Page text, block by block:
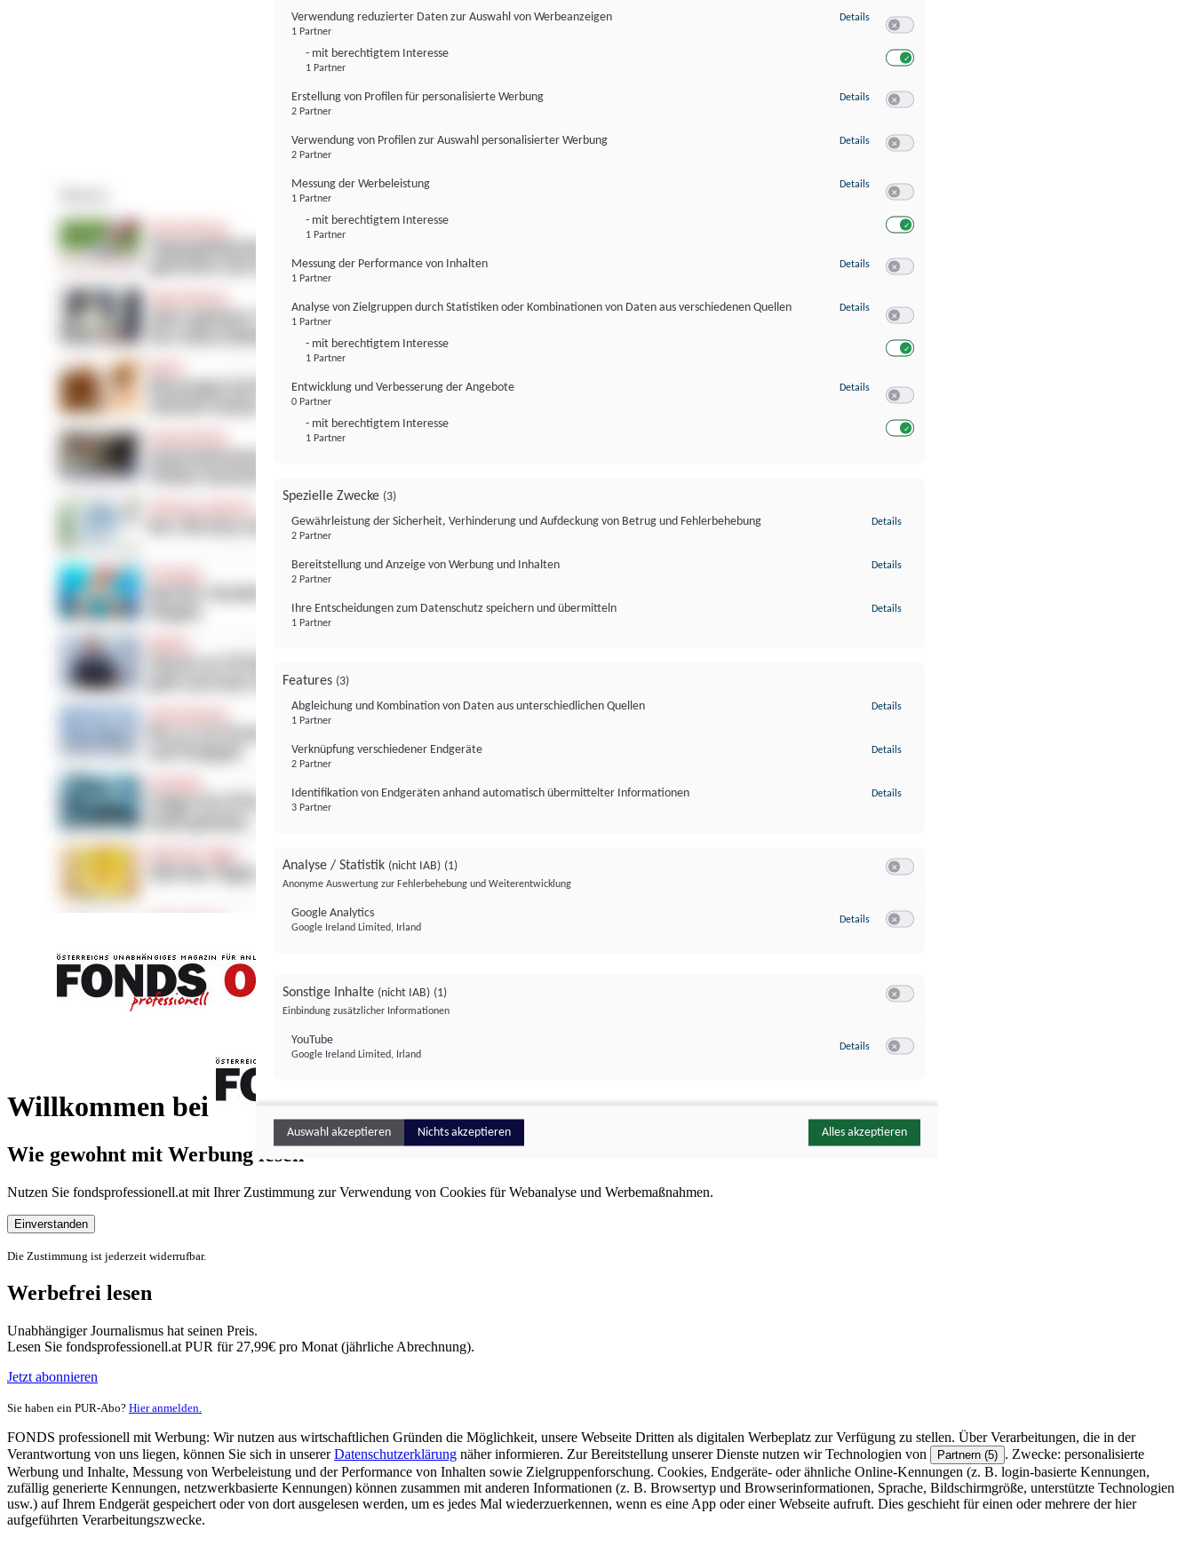
Willkommen bei
FONDS professionell
Wie gewohnt mit Werbung lesen
Nutzen Sie fondsprofessionell.at mit Ihrer Zustimmung zur Verwendung von Cookies für Webanalyse und Werbemaßnahmen.
Einverstanden
Die Zustimmung ist jederzeit widerrufbar.
Werbefrei lesen
Unabhängiger Journalismus hat seinen Preis.
Lesen Sie fondsprofessionell.at PUR für 27,99€ pro Monat (jährliche Abrechnung).
Jetzt abonnieren
Sie haben ein PUR-Abo? Hier anmelden.
FONDS professionell mit Werbung: Wir nutzen aus wirtschaftlichen Gründen die Möglichkeit, unsere Webseite Dritten als digitalen Werbeplatz zur Verfügung zu stellen. Über Verarbeitungen, die in der
Verantwortung von uns liegen, können Sie sich in unsererDatenschutzerklärung näher informieren. Zur Bereitstellung unserer Dienste nutzen wir Technologien von Partnern (5) . Zwecke: personalisierte
Werbung und Inhalte, Messung von Werbeleistung und der Performance von Inhalten sowie Zielgruppenforschung. Cookies, Endgeräte- oder ähnliche Online-Kennungen (z. B. login-basierte Kennungen,
zufällig generierte Kennungen, netzwerkbasierte Kennungen) können zusammen mit anderen Informationen (z. B. Browsertyp und Browserinformationen, Sprache, Bildschirmgröße, unterstützte Technologien
usw.) auf Ihrem Endgerät gespeichert oder von dort ausgelesen werden, um es jedes Mal wiederzuerkennen, wenn es eine App oder einer Webseite aufruft. Dies geschieht für einen oder mehrere der hier
aufgeführten Verarbeitungszwecke.
Verwendung reduzierter Daten zur Auswahl von Werbeanzeigen
1 Partner
- mit berechtigtem Interesse
1 Partner
Details zu Verwendung reduzierter Daten zur Auswahl von Werbeanzeigen
Erstellung von Profilen für personalisierte Werbung
2 Partner
Details zu Erstellung von Profilen für personalisierte Werbung
Verwendung von Profilen zur Auswahl personalisierter Werbung
2 Partner
Details zu Verwendung von Profilen zur Auswahl personalisierter Werbung
Messung der Werbeleistung
1 Partner
- mit berechtigtem Interesse
1 Partner
Details zu Messung der Werbeleistung
Messung der Performance von Inhalten
1 Partner
Details zu Messung der Performance von Inhalten
Analyse von Zielgruppen durch Statistiken oder Kombinationen von Daten aus verschiedenen Quellen
1 Partner
- mit berechtigtem Interesse
1 Partner
Details zu Analyse von Zielgruppen durch Statistiken oder Kombinationen von
Entwicklung und Verbesserung der Angebote
0 Partner
- mit berechtigtem Interesse
1 Partner
Details zu Entwicklung und Verbesserung der Angebote
Spezielle Zwecke (3)
Gewährleistung der Sicherheit, Verhinderung und Aufdeckung von Betrug und Fehlerbehebung
2 Partner
Details
Bereitstellung und Anzeige von Werbung und Inhalten
2 Partner
Details
Ihre Entscheidungen zum Datenschutz speichern und übermitteln
1 Partner
Details
Features (3)
Abgleichung und Kombination von Daten aus unterschiedlichen Quellen
1 Partner
Details
Verknüpfung verschiedener Endgeräte
2 Partner
Details
Identifikation von Endgeräten anhand automatisch übermittelter Informationen
3 Partner
Details
Analyse / Statistik (nicht IAB) (1)
Anonyme Auswertung zur Fehlerbehebung und Weiterentwicklung
Google Analytics
Google Ireland Limited, Irland
Details zu Google Analytics
Sonstige Inhalte (nicht IAB) (1)
Einbindung zusätzlicher Informationen
YouTube
Google Ireland Limited, Irland
Details zu YouTube
Auswahl akzeptieren Nichts akzeptieren Alles akzeptieren